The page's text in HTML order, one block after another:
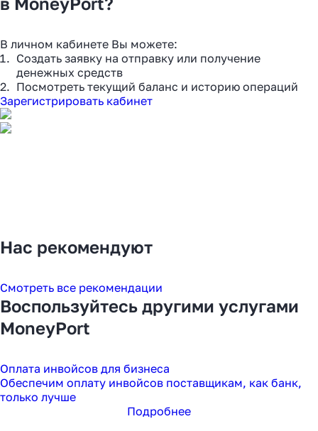
В личном кабинете Вы можете:
Создать заявку на отправку или получение
денежных средств
Посмотреть текущий баланс и историю операций
Зарегистрировать кабинет
Нас рекомендуют
Смотреть все рекомендации
Воспользуйтесь другими услугами
MoneyPort
Оплата инвойсов для бизнеса
Обеспечим оплату инвойсов поставщикам, как банк,
только лучше
Подробнее